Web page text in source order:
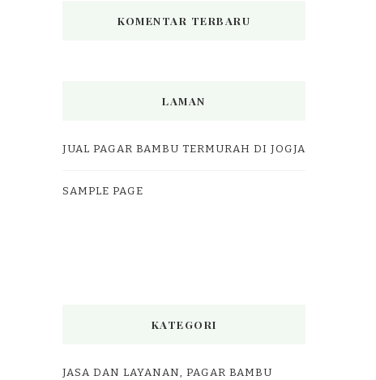
KOMENTAR TERBARU
LAMAN
JUAL PAGAR BAMBU TERMURAH DI JOGJA
SAMPLE PAGE
KATEGORI
JASA DAN LAYANAN, PAGAR BAMBU